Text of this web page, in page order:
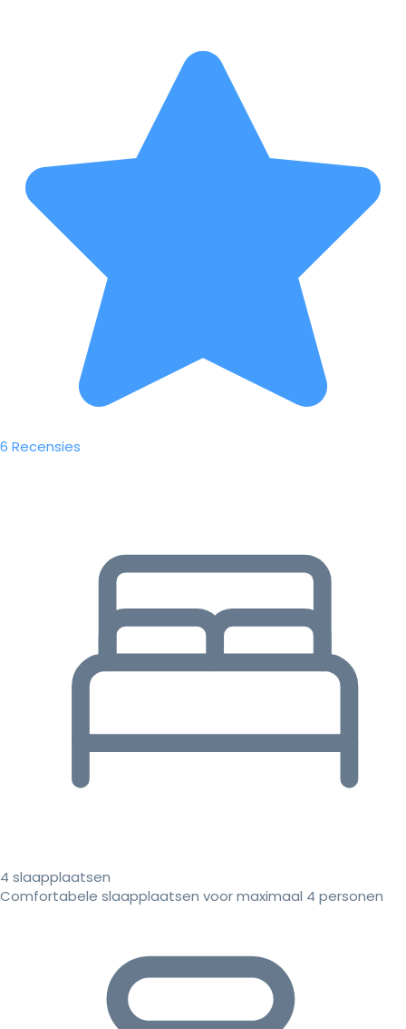
6 Recensies
4 slaapplaatsen
Comfortabele slaapplaatsen voor maximaal 4 personen